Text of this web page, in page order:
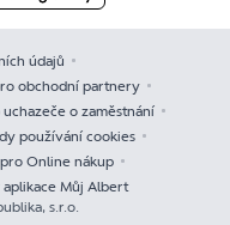
údajů
obchodní partnery
o zaměstnání
používání cookies
Online nákup
Můj Albert
s.r.o.